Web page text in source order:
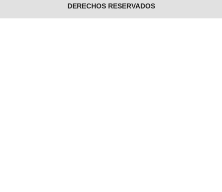
DERECHOS RESERVADOS